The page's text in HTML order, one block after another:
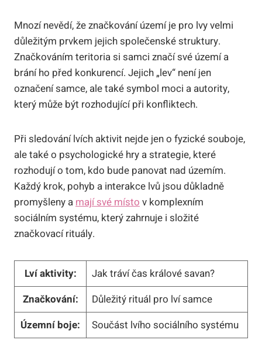
Mnozí nevědí, že značkování území je pro lvy velmi
důležitým prvkem jejich společenské struktury.
Značkováním teritoria si samci značí své území a
brání ho před konkurencí. Jejich „lev“ není jen
označení samce, ale také symbol moci a autority,
který může být rozhodující při konfliktech.
Při sledování lvích aktivit nejde jen o fyzické souboje,
ale také o psychologické hry a strategie, které
rozhodují o tom, kdo bude panovat nad územím.
Každý krok, pohyb a interakce lvů jsou důkladně
promyšleny amají své místov komplexním
sociálním systému, který zahrnuje i složité
značkovací rituály.
Lví aktivity:
Jak tráví čas králové savan?
Značkování:
Důležitý rituál pro lví samce
Územní boje:
Součást lvího sociálního systému